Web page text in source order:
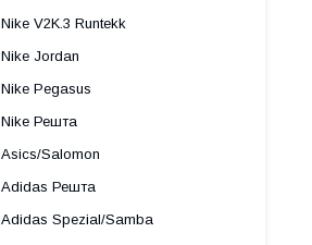
Nike V2K.3 Runtekk
Nike Jordan
Nike Pegasus
Nike Решта
Asics/Salomon
Adidas Решта
Adidas Spezial/Samba